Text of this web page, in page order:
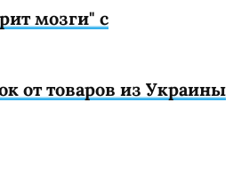
мозги" с
от товаров из Украины